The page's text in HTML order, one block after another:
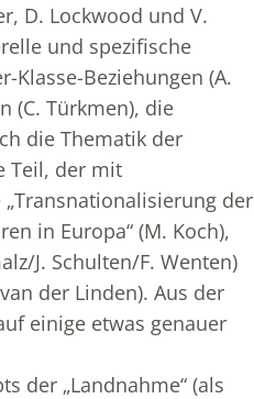
D. Lockwood und V.
und spezifische
Klasse-Beziehungen (A.
(C. Türkmen), die
die Thematik der
Teil, der mit
der
in Europa“ (M. Koch),
J. Schulten/F. Wenten)
der Linden). Aus der
einige etwas genauer
der „Landnahme“ (als